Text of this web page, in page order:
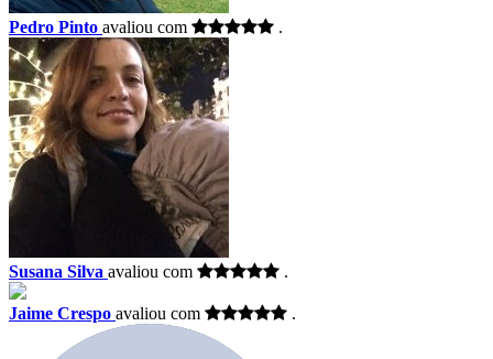
Pedro Pinto avaliou com .
Susana Silva avaliou com .
Jaime Crespo avaliou com .